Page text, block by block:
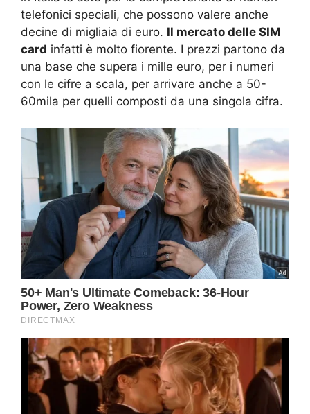
telefonici speciali, che possono valere anche
decine di migliaia di euro. Il mercato delle SIM
card infatti è molto fiorente. I prezzi partono da
una base che supera i mille euro, per i numeri
con le cifre a scala, per arrivare anche a 50-
60mila per quelli composti da una singola cifra.